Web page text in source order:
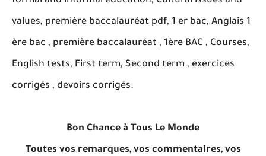
values, première baccalauréat pdf, 1 er bac, Anglais 1
ère bac , première baccalauréat , 1ère BAC , Courses,
English tests, First term, Second term , exercices
corrigés , devoirs corrigés.
Bon Chance à Tous Le Monde
Toutes vos remarques, vos commentaires, vos